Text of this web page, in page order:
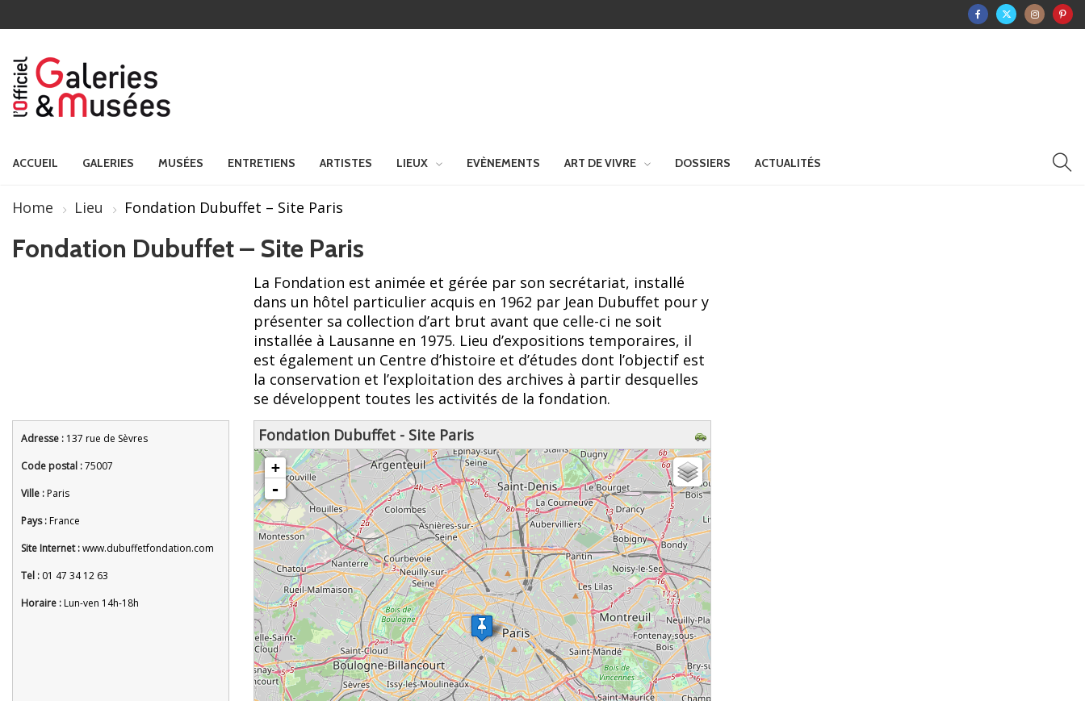
ACCUEIL GALERIES MUSÉES ENTRETIENS ARTISTES LIEUX EVÈNEMENTS ART DE VIVRE DOSSIERS ACTUALITÉS
Home Lieu Fondation Dubuffet – Site Paris
Fondation Dubuffet – Site Paris
La Fondation est animée et gérée par son secrétariat, installé
dans un hôtel particulier acquis en 1962 par Jean Dubuffet pour y
présenter sa collection d’art brut avant que celle-ci ne soit
installée à Lausanne en 1975. Lieu d’expositions temporaires, il
est également un Centre d’histoire et d’études dont l’objectif est
la conservation et l’exploitation des archives à partir desquelles
se développent toutes les activités de la fondation.
Adresse : 137 rue de Sèvres
Code postal :75007
Ville :Paris
Pays :France
Site Internet :www.dubuffetfondation.com
Tel : 01 47 34 12 63
Horaire :Lun-ven 14h-18h
Fondation Dubuffet - Site Paris
chargement de la carte - veuillez patienter...
+
-